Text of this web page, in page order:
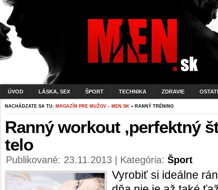
ÚVOD LÁSKA, SEX ŠPORT TECHNIKA ZDRAVIE
NACHÁDZATE SA TU: MAGAZÍN PRE MUŽOV – MEN.SK » RANNÝ TRÉNING
Ranný workout ,perfektný
telo
Publikované: 23.11.2013 | Kategória: Šport
Vyrobiť si ideálne